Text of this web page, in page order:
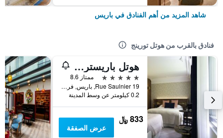
شاهد المزيد من أهم الفنادق في باريس
فنادق بالقرب من هوتل تورينج
هوتل باريستر آند سبا
5 نجوم
ممتاز 8.6
19 Rue Saulnier, باريس, فرنسا
0.2 كيلومتر عن وسط المدينة
833 ﷼
عرض الصفقة